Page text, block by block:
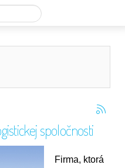
spoločnosti
Firma, ktorá